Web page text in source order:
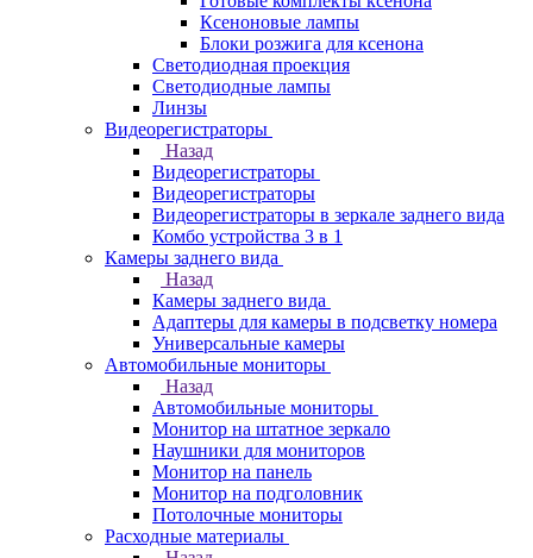
Ксеноновые лампы
Блоки розжига для ксенона
Светодиодная проекция
Светодиодные лампы
Линзы
Видеорегистраторы
Назад
Видеорегистраторы
Видеорегистраторы
Видеорегистраторы в зеркале заднего вида
Комбо устройства 3 в 1
Камеры заднего вида
Назад
Камеры заднего вида
Адаптеры для камеры в подсветку номера
Универсальные камеры
Автомобильные мониторы
Назад
Автомобильные мониторы
Монитор на штатное зеркало
Наушники для мониторов
Монитор на панель
Монитор на подголовник
Потолочные мониторы
Расходные материалы